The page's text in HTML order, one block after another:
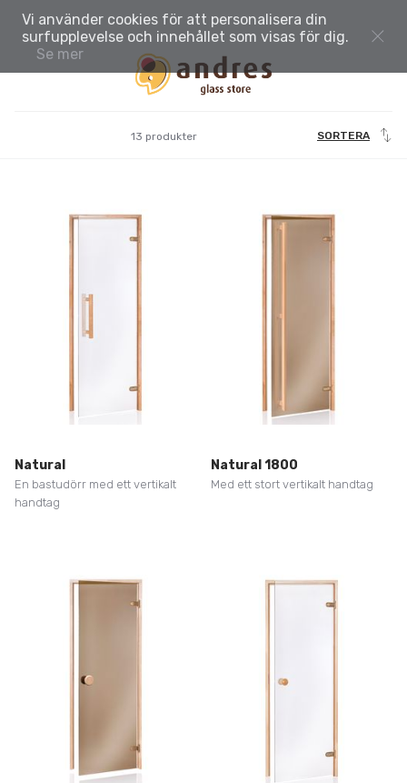
SORTERA
13 produkter
Natural
En bastudörr med ett vertikalt
handtag
Natural 1800
Med ett stort vertikalt handtag
Vi använder cookies för att personalisera din
surfupplevelse och innehållet som visas för dig.
Se mer